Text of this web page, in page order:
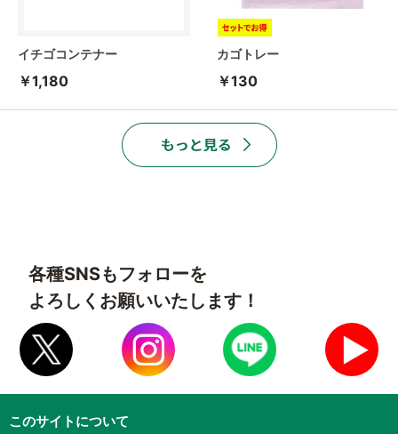
イチゴコンテナー
￥1,180
カゴトレー
￥130
各種SNSもフォローを
よろしくお願いいたします！
このサイトについて